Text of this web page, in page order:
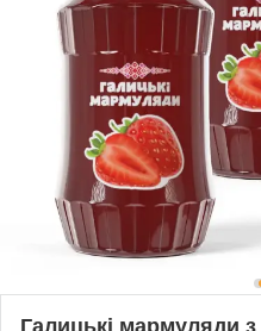
Галицькі мармуляди